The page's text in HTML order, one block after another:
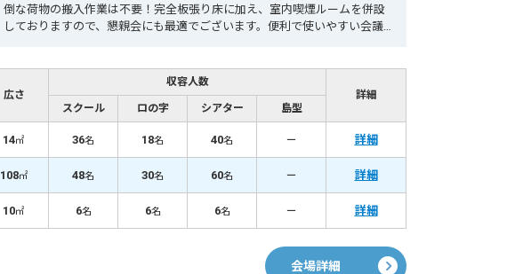
倒な荷物の搬入作業は不要！完全板張り床に加え、室内喫煙ルームを併設
しておりますので、懇親会にも最適でございます。便利で使いやすい会議
広さ
収容人数
詳細
スクール
ロの字 シアター 島型
14㎡ 36名 18名 40名 － 詳細
108㎡ 48名 30名 60名 － 詳細
10㎡ 6名 6名 6名 － 詳細
会場詳細